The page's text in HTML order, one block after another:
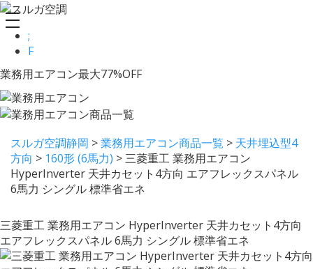
;
F
toggle
navigation
業務用エアコン最大77%OFF
スルガ空調静岡 >業務用エアコン商品一覧 > 天井埋込型4
方向 > 160形 (6馬力) >三菱重工 業務用エアコン
HyperInverter 天井カセット4方向 エアフレックスパネル
6馬力 シングル 標準省エネ
三菱重工 業務用エアコン HyperInverter 天井カセット4方向
エアフレックスパネル 6馬力 シングル 標準省エネ